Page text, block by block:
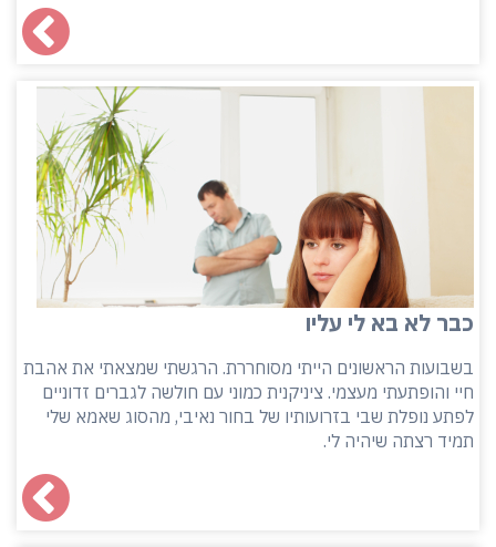
כבר לא בא לי עליו
בשבועות הראשונים הייתי מסוחררת. הרגשתי שמצאתי את אהבת
חיי והופתעתי מעצמי. ציניקנית כמוני עם חולשה לגברים זדוניים
לפתע נופלת שבי בזרועותיו של בחור נאיבי, מהסוג שאמא שלי
תמיד רצתה שיהיה לי.